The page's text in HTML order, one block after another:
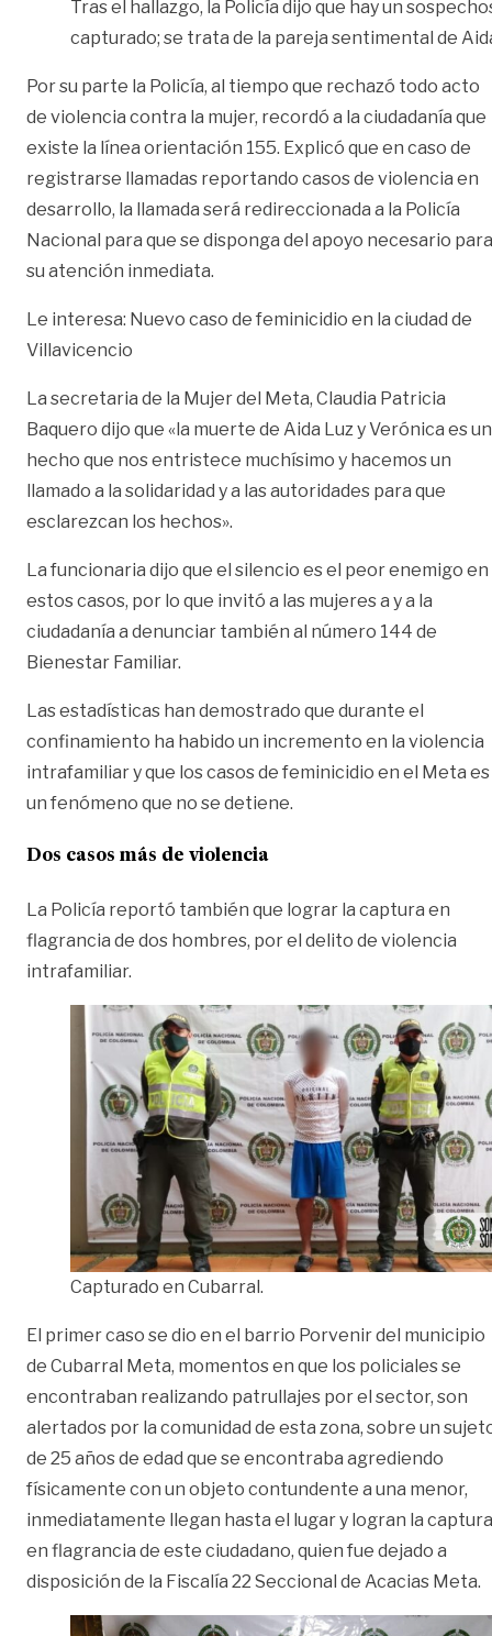
Tras el hallazgo, la Policía dijo que hay un
capturado; se trata de la pareja sentimental de
Por su parte la Policía, al tiempo que rechazó todo acto
de violencia contra la mujer, recordó a la ciudadanía que
existe la línea orientación 155. Explicó que en caso de
registrarse llamadas reportando casos de violencia en
desarrollo, la llamada será redireccionada a la Policía
Nacional para que se disponga del apoyo necesario para
su atención inmediata.
Le interesa: Nuevo caso de feminicidio en la ciudad de
Villavicencio
La secretaria de la Mujer del Meta, Claudia Patricia
Baquero dijo que «la muerte de Aida Luz y Verónica es un
hecho que nos entristece muchísimo y hacemos un
llamado a la solidaridad y a las autoridades para que
esclarezcan los hechos».
La funcionaria dijo que el silencio es el peor enemigo en
estos casos, por lo que invitó a las mujeres a y a la
ciudadanía a denunciar también al número 144 de
Bienestar Familiar.
Las estadísticas han demostrado que durante el
confinamiento ha habido un incremento en la violencia
intrafamiliar y que los casos de feminicidio en el Meta es
un fenómeno que no se detiene.
Dos casos más de violencia
La Policía reportó también que lograr la captura en
flagrancia de dos hombres, por el delito de violencia
intrafamiliar.
Capturado en Cubarral.
El primer caso se dio en el barrio Porvenir del municipio
de Cubarral Meta, momentos en que los policiales se
encontraban realizando patrullajes por el sector, son
alertados por la comunidad de esta zona, sobre un
de 25 años de edad que se encontraba agrediendo
físicamente con un objeto contundente a una menor,
inmediatamente llegan hasta el lugar y logran la captura
en flagrancia de este ciudadano, quien fue dejado a
disposición de la Fiscalía 22 Seccional de Acacias Meta.